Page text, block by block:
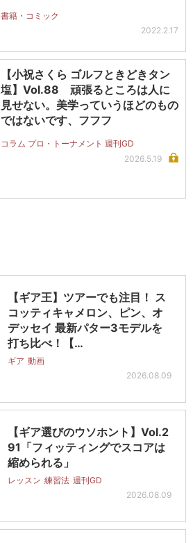
書籍・コミック
2022.2.17
【小祝さくら ゴルフときどきタン
塩】Vol.88 頑張るところは人に
見せない。美学っていうほどのもの
ではないです、フフフ
コラム プロ・トーナメント 週刊GD
2026.5.19
【ギア王】ツアーでも注目！ ス
コッティキャメロン、ピン、オ
デッセイ 最新パター3モデルを
打ち比べ！【…
ギア 動画
2026.08.09
【ギア選びのウソホント】Vol.2
91「フィッティングでスコアは
縮められる」
レッスン 練習法 週刊GD
2026.08.09